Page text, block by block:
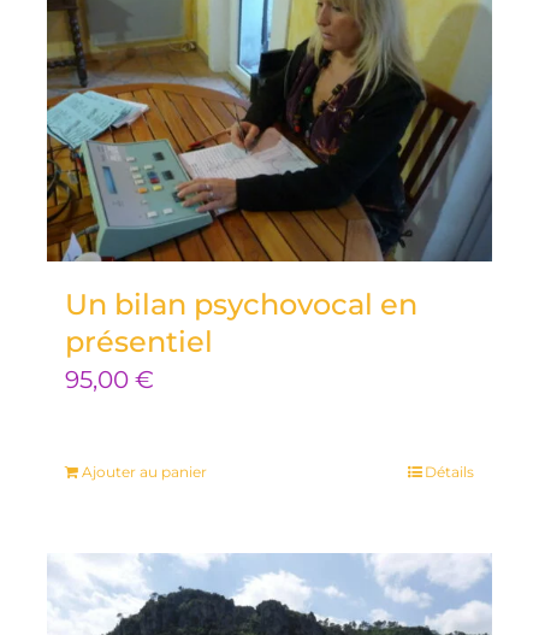
Un bilan psychovocal en
présentiel
95,00 €
Ajouter au panier Détails